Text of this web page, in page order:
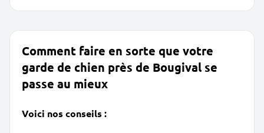
Comment faire en sorte que votre
garde de chien près de Bougival se
passe au mieux
Voici nos conseils :